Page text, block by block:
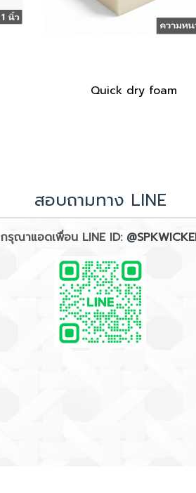
Quick dry foam
สอบถามทาง LINE
กรุณาแอดเพื่อน LINE ID: